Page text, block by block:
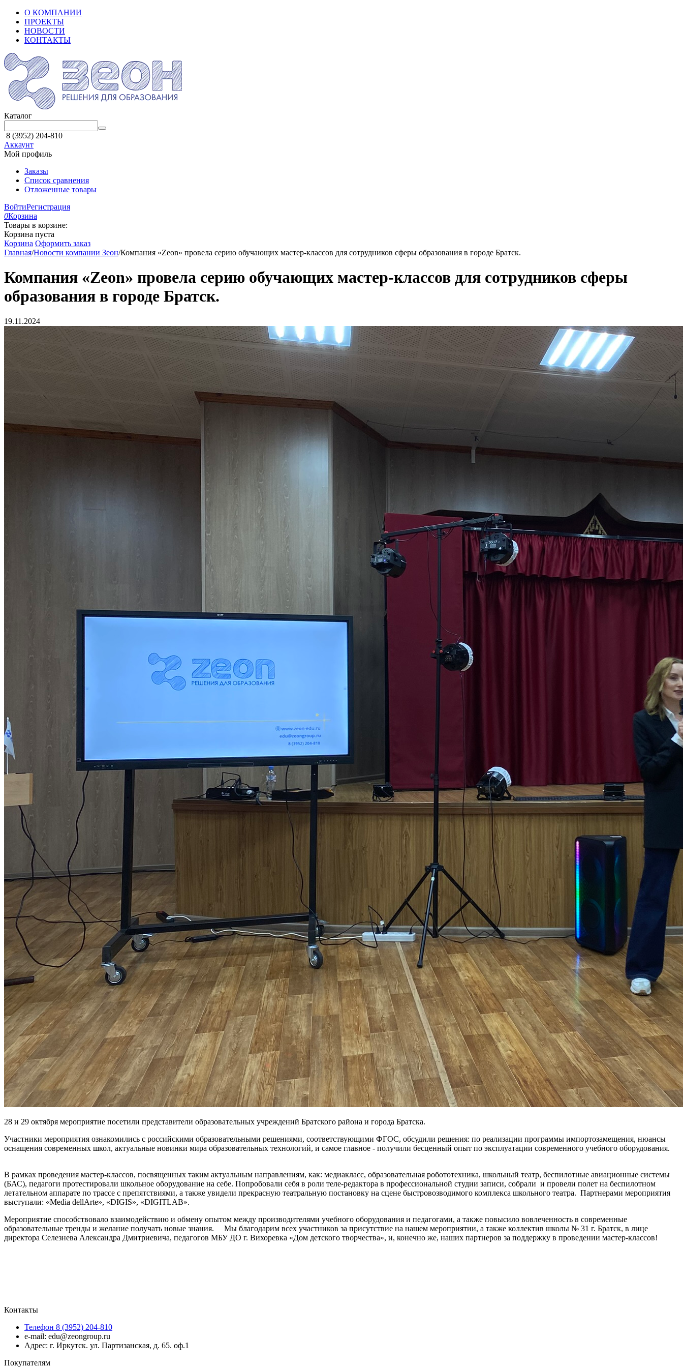
О КОМПАНИИ
ПРОЕКТЫ
НОВОСТИ
КОНТАКТЫ
Каталог
8 (3952) 204-810
Аккаунт
Мой профиль
Заказы
Список сравнения
Отложенные товары
ВойтиРегистрация
0Корзина
Товары в корзине:
Корзина пуста
Корзина Оформить заказ
Главная/Новости компании Зеон/Компания «Zeon» провела серию обучающих мастер-классов для сотрудников сферы образования в городе Братск.
Компания «Zeon» провела серию обучающих мастер-классов для сотрудников сферы
образования в городе Братск.
19.11.2024
28 и 29 октября мероприятие посетили представители образовательных учреждений Братского района и города Братска.
Участники мероприятия ознакомились с российскими образовательными решениями, соответствующими ФГОС, обсудили решения: по реализации программы импортозамещения, нюансы
оснащения современных школ, актуальные новинки мира образовательных технологий, и самое главное - получили бесценный опыт по эксплуатации современного учебного оборудования.
В рамках проведения мастер-классов, посвященных таким актуальным направлениям, как: медиакласс, образовательная робототехника, школьный театр, беспилотные авиационные системы
(БАС), педагоги протестировали школьное оборудование на себе. Попробовали себя в роли теле-редактора в профессиональной студии записи, собрали и провели полет на беспилотном
летательном аппарате по трассе с препятствиями, а также увидели прекрасную театральную постановку на сцене быстровозводимого комплекса школьного театра. Партнерами мероприятия
выступали: «Media dellArte», «DIGIS», «DIGITLAB».
Мероприятие способствовало взаимодействию и обмену опытом между производителями учебного оборудования и педагогами, а также повысило вовлеченность в современные
образовательные тренды и желание получать новые знания. Мы благодарим всех участников за присутствие на нашем мероприятии, а также коллектив школы № 31 г. Братск, в лице
директора Селезнева Александра Дмитриевича, педагогов МБУ ДО г. Вихоревка «Дом детского творчества», и, конечно же, наших партнеров за поддержку в проведении мастер-классов!
Контакты
Телефон 8 (3952) 204-810
e-mail: edu@zeongroup.ru
Адрес: г. Иркутск. ул. Партизанская, д. 65. оф.1
Покупателям